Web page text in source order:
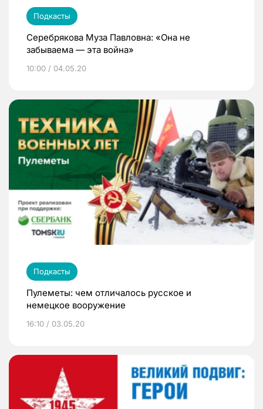
Подкасты
Серебрякова Муза Павловна: «Она не
забываема — эта война»
10:00 / 04.05.20
Подкасты
Пулеметы: чем отличалось русское и
немецкое вооружение
16:10 / 03.05.20